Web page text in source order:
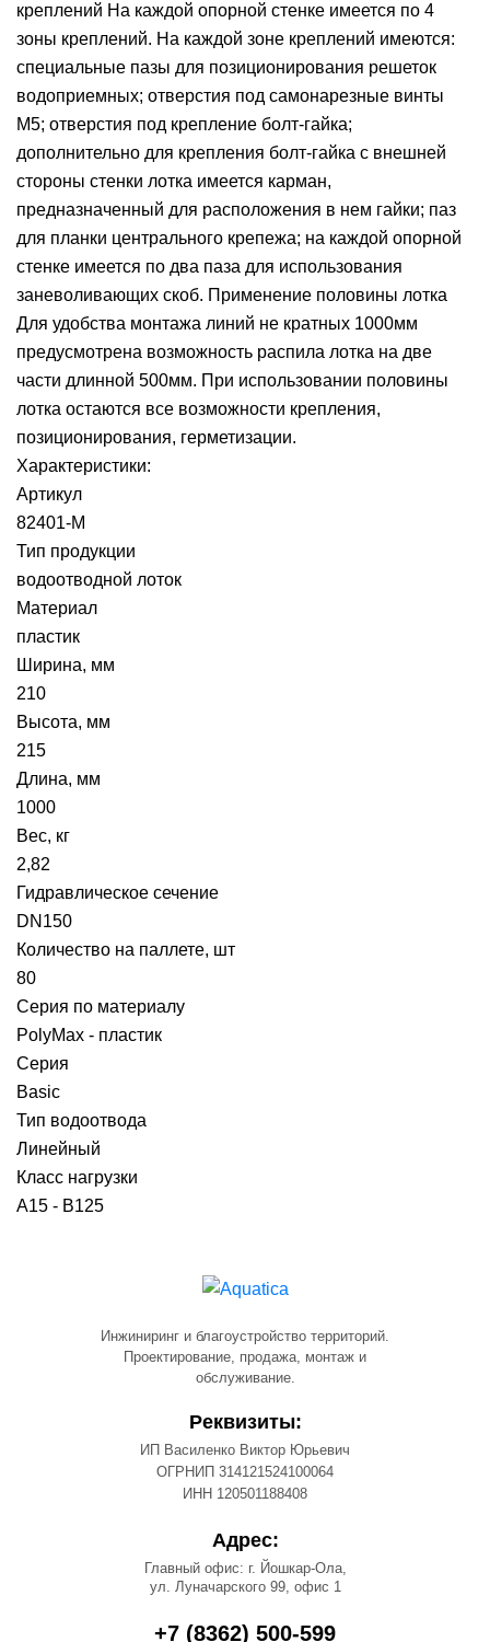
креплений На каждой опорной стенке имеется по 4
зоны креплений. На каждой зоне креплений имеются:
специальные пазы для позиционирования решеток
водоприемных; отверстия под самонарезные винты
М5; отверстия под крепление болт-гайка;
дополнительно для крепления болт-гайка с внешней
стороны стенки лотка имеется карман,
предназначенный для расположения в нем гайки; паз
для планки центрального крепежа; на каждой опорной
стенке имеется по два паза для использования
заневоливающих скоб. Применение половины лотка
Для удобства монтажа линий не кратных 1000мм
предусмотрена возможность распила лотка на две
части длинной 500мм. При использовании половины
лотка остаются все возможности крепления,
позиционирования, герметизации.
Характеристики:
Артикул
82401-М
Тип продукции
водоотводной лоток
Материал
пластик
Ширина, мм
210
Высота, мм
215
Длина, мм
1000
Вес, кг
2,82
Гидравлическое сечение
DN150
Количество на паллете, шт
80
Серия по материалу
PolyMax - пластик
Серия
Basic
Тип водоотвода
Линейный
Класс нагрузки
A15 - B125
Инжиниринг и благоустройство территорий.
Проектирование, продажа, монтаж и
обслуживание.
Реквизиты:
ИП Василенко Виктор Юрьевич
ОГРНИП 314121524100064
ИНН 120501188408
Адрес:
Главный офис: г. Йошкар-Ола,
ул. Луначарского 99, офис 1
+7 (8362) 500-599